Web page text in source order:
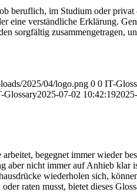
beruflich, im Studium oder
eine verständliche Erklärung.
sorgfältig zusammengetragen,
2025/04/logo.png 0 0 IT-
Glossary2025-07-02 10:42:19
begegnet immer wieder
aber nicht immer auf Anhieb
wiederholen sich,
raten musst, bietet dieses